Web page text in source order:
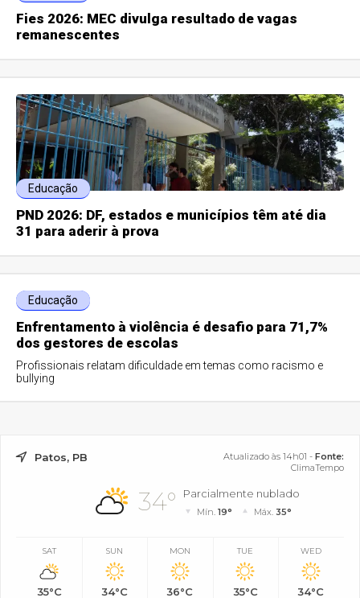
Fies 2026: MEC divulga resultado de vagas
remanescentes
Educação
PND 2026: DF, estados e municípios têm até dia
31 para aderir à prova
Educação
Enfrentamento à violência é desafio para 71,7%
dos gestores de escolas
Profissionais relatam dificuldade em temas como racismo e
bullying
Patos, PB Atualizado às 14h01 - Fonte:
ClimaTempo
34° Parcialmente nublado
Mín.19° Máx. 35°
SAT
35°C
SUN
34°C
MON
36°C
TUE
35°C
WED
34°C